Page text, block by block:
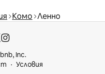
Комо Ленно
Inc.
Условия